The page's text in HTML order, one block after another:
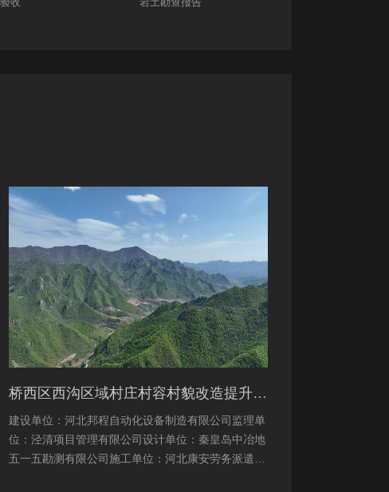
桥西区西沟区域村庄村容村貌改造提升及基础设施建设项目堆料场土地复垦验收资料
建设单位：河北邦程自动化设备制造有限公司监理单
位：泾清项目管理有限公司设计单位：秦皇岛中冶地
五一五勘测有限公司施工单位：河北康安劳务派遣有